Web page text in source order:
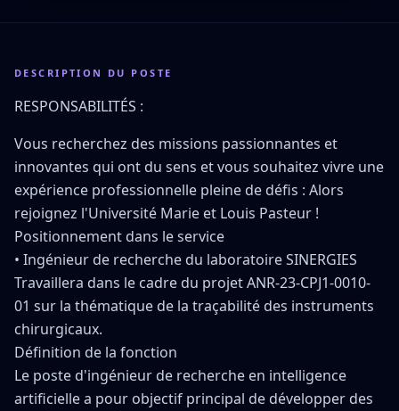
DESCRIPTION DU POSTE
RESPONSABILITÉS :
Vous recherchez des missions passionnantes et
innovantes qui ont du sens et vous souhaitez vivre une
expérience professionnelle pleine de défis : Alors
rejoignez l'Université Marie et Louis Pasteur !
Positionnement dans le service
• Ingénieur de recherche du laboratoire SINERGIES
Travaillera dans le cadre du projet ANR-23-CPJ1-0010-
01 sur la thématique de la traçabilité des instruments
chirurgicaux.
Définition de la fonction
Le poste d'ingénieur de recherche en intelligence
artificielle a pour objectif principal de développer des